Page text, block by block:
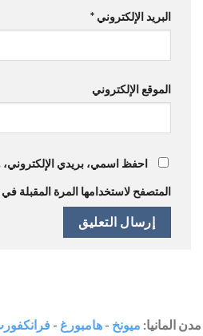
البريد الإلكتروني *
الموقع الإلكتروني
احفظ اسمي، بريدي الإلكتروني،
المتصفح لاستخدامها المرة المقبلة
مدن المانيا: ميونخ -هامبورغ -